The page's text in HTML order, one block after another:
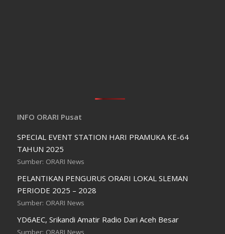
INFO ORARI Pusat
SPECIAL EVENT STATION HARI PRAMUKA KE-64
TAHUN 2025
Sumber: ORARI News
PELANTIKAN PENGURUS ORARI LOKAL SLEMAN
PERIODE 2025 – 2028
Sumber: ORARI News
YD6AEC, Srikandi Amatir Radio Dari Aceh Besar
Sumber: ORARI News